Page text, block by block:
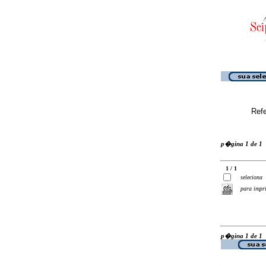
p�gina 1 de 1
1 / 1
seleciona
para
p�gina 1 de 1